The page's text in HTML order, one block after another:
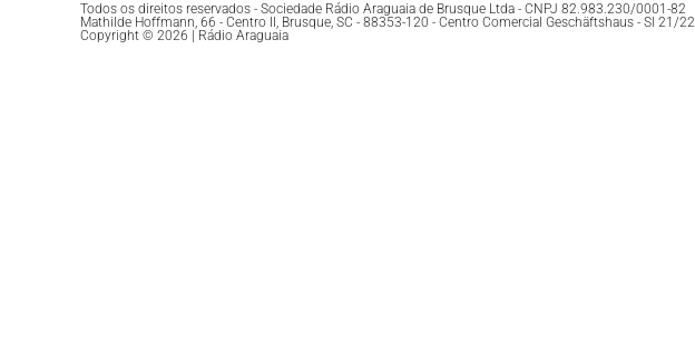
Todos os direitos reservados - Sociedade Rádio Araguaia de Brusque Ltda - CNPJ 82.983.230/0001-82
Mathilde Hoffmann, 66 - Centro II, Brusque, SC - 88353-120 - Centro Comercial Geschäftshaus - Sl 21/22
Copyright © 2026 | Rádio Araguaia